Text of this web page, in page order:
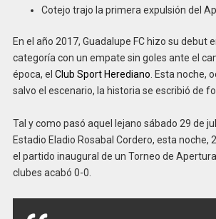
Cotejo trajo la primera expulsión del
En el año 2017, Guadalupe FC hizo su debut
categoría con un empate sin goles ante el
época, el Club Sport Herediano . Esta noche,
salvo el escenario, la historia se escribió de
Tal y como pasó aquel lejano sábado 29 de
Estadio Eladio Rosabal Cordero, esta noche,
el partido inaugural de un Torneo de
clubes acabó 0-0.